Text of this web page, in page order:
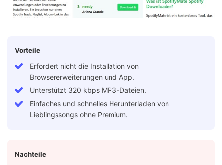
Vorteile
Erfordert nicht die Installation von
Browsererweiterungen und App.
Unterstützt 320 kbps MP3-Dateien.
Einfaches und schnelles Herunterladen von
Lieblingssongs ohne Premium.
Nachteile